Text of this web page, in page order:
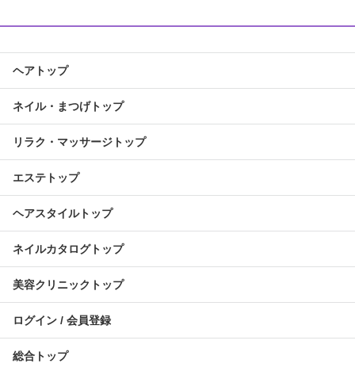
ヘアトップ
ネイル・まつげトップ
リラク・マッサージトップ
エステトップ
ヘアスタイルトップ
ネイルカタログトップ
美容クリニックトップ
ログイン / 会員登録
総合トップ